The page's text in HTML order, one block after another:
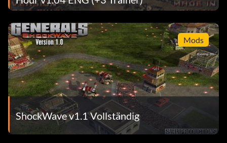
Mods
ShockWave v1.1 Vollständig